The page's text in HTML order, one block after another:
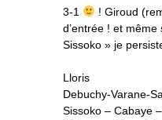
3-1
! Giroud
d’entrée ! et
Sissoko » je
Lloris
Debuchy-Varane-
Sissoko – Cabaye